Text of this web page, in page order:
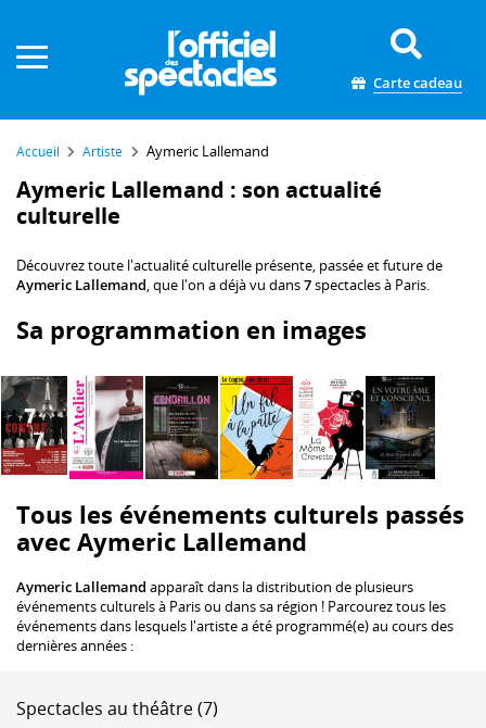
Carte cadeau
Accueil Artiste Aymeric Lallemand
Aymeric Lallemand : son actualité
culturelle
Découvrez toute l'actualité culturelle présente, passée et future de
Aymeric Lallemand, que l'on a déjà vu dans7spectacles à Paris.
Sa programmation en images
Tous les événements culturels passés
avec Aymeric Lallemand
Aymeric Lallemand apparaît dans la distribution de plusieurs
événements culturels à Paris ou dans sa région ! Parcourez tous les
événements dans lesquels l'artiste a été programmé(e) au cours des
dernières années :
Spectacles au théâtre (7)